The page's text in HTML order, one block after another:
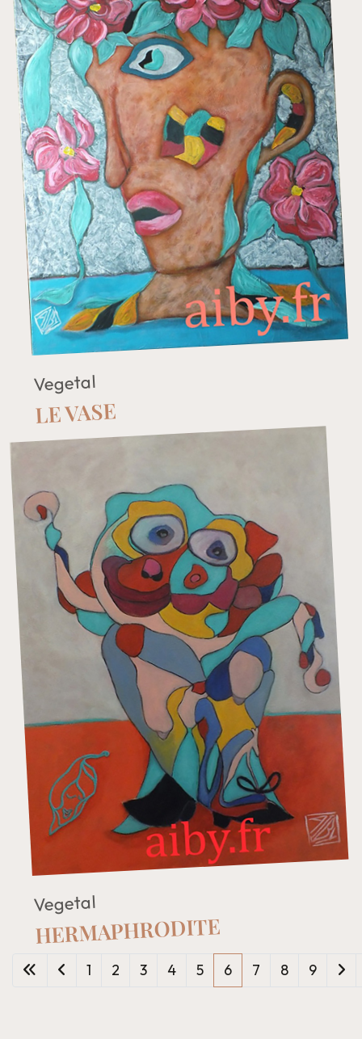
Vegetal
LE VASE
Vegetal
HERMAPHRODITE
1 2 3 4 5 6 7 8 9